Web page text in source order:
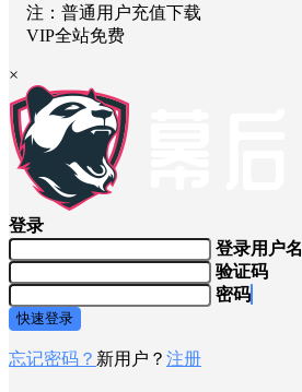
注：普通用户充值下载
VIP全站免费
×
登录
登录用户名
验证码
密码
快速登录
忘记密码？ 新用户？ 注册